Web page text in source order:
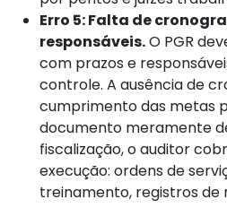
Erro 5: Falta de
responsáveis.O PGR
com prazos e
controle. A ausência de
cumprimento das metas
documento meramente
fiscalização, o auditor
execução: ordens de
treinamento, registros de